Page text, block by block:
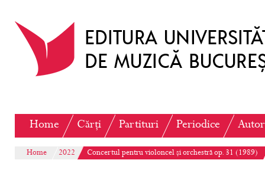
Home Cărți Partituri Periodice
Home 2022 Concertul pentru violoncel și orchestră op. 31 (1989)